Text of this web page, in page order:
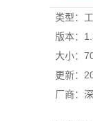
类型：
版本：
大小：
更新：
厂商：